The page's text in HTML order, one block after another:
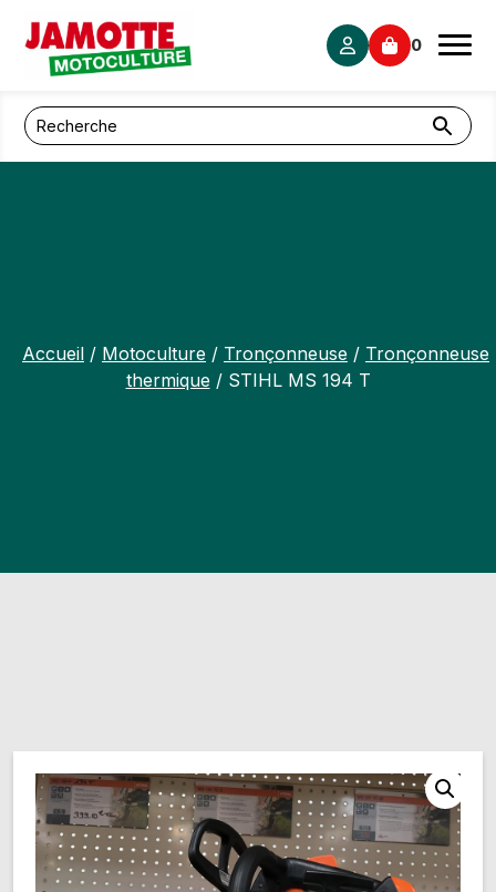
0
Accueil / Motoculture / Tronçonneuse / Tronçonneuse
thermique/ STIHL MS 194 T